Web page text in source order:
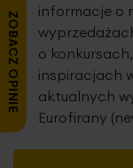
informacje o
o
inspiracjach
aktualnych
Eurofirany
ZOBACZ OPINIE